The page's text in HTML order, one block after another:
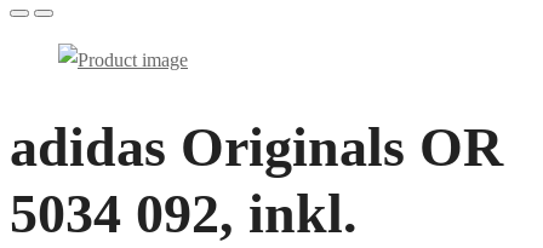
adidas Originals OR
5034 092, inkl.